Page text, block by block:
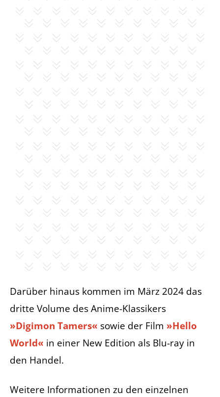
Darüber hinaus kommen im März 2024 das
dritte Volume des Anime-Klassikers
»Digimon Tamers« sowie der Film »Hello
World« in einer New Edition als Blu-ray in
den Handel.
Weitere Informationen zu den einzelnen